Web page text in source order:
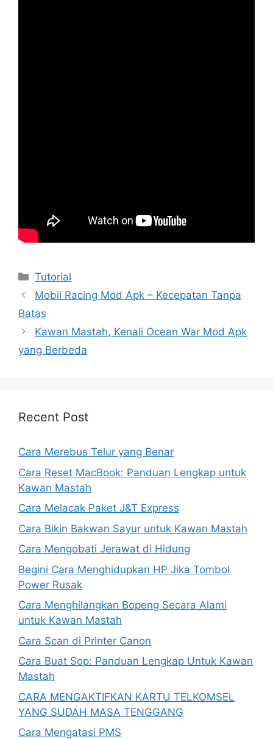
Kategori
Tutorial
Mobil Racing Mod Apk – Kecepatan Tanpa
Batas
Kawan Mastah, Kenali Ocean War Mod Apk
yang Berbeda
Recent Post
Cara Merebus Telur yang Benar
Cara Reset MacBook: Panduan Lengkap untuk
Kawan Mastah
Cara Melacak Paket J&T Express
Cara Bikin Bakwan Sayur untuk Kawan Mastah
Cara Mengobati Jerawat di Hidung
Begini Cara Menghidupkan HP Jika Tombol
Power Rusak
Cara Menghilangkan Bopeng Secara Alami
untuk Kawan Mastah
Cara Scan di Printer Canon
Cara Buat Sop: Panduan Lengkap Untuk Kawan
Mastah
CARA MENGAKTIFKAN KARTU TELKOMSEL
YANG SUDAH MASA TENGGANG
Cara Mengatasi PMS